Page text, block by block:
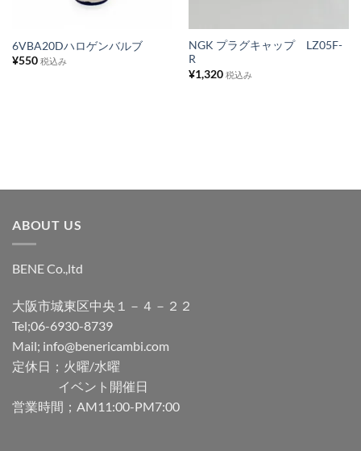
ス
6VBA20Dハロゲンバルブ
¥550 税込み
ス
NGK プラグキャップ LZ05F-
R
¥1,320 税込み
ABOUT US
BENE Co.,ltd
大阪市城東区中央１－４－２２
Tel;06-6930-8739
Mail; info@benericambi.com
定休日；火曜/水曜
イベント開催日
営業時間；AM11:00-PM7:00